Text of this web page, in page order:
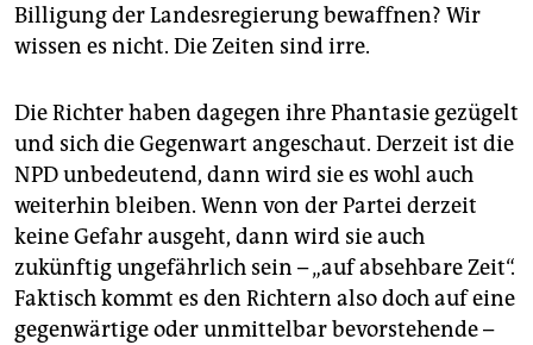
Billigung der Landesregierung bewaffnen? Wir
wissen es nicht. Die Zeiten sind irre.
Die Richter haben dagegen ihre Phantasie gezügelt
und sich die Gegenwart angeschaut. Derzeit ist die
NPD unbedeutend, dann wird sie es wohl auch
weiterhin bleiben. Wenn von der Partei derzeit
keine Gefahr ausgeht, dann wird sie auch
zukünftig ungefährlich sein – „auf absehbare Zeit“.
Faktisch kommt es den Richtern also doch auf eine
gegenwärtige oder unmittelbar bevorstehende –